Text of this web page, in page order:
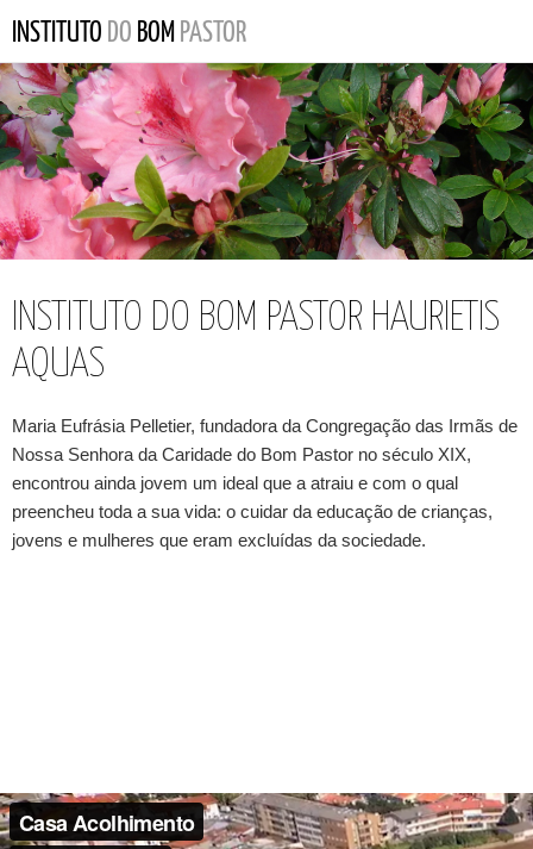
INSTITUTO DO BOM PASTOR HAURIETIS
AQUAS
Maria Eufrásia Pelletier, fundadora da Congregação das Irmãs de
Nossa Senhora da Caridade do Bom Pastor no século XIX,
encontrou ainda jovem um ideal que a atraiu e com o qual
preencheu toda a sua vida: o cuidar da educação de crianças,
jovens e mulheres que eram excluídas da sociedade.